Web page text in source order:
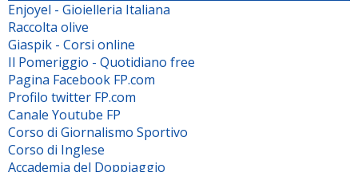
Enjoyel - Gioielleria Italiana
Raccolta olive
Giaspik - Corsi online
Il Pomeriggio - Quotidiano free
Pagina Facebook FP.com
Profilo twitter FP.com
Canale Youtube FP
Corso di Giornalismo Sportivo
Corso di Inglese
Accademia del Doppiaggio